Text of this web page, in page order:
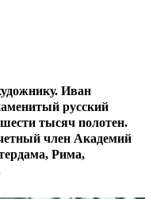
Иван
русский
тысяч полотен.
член Академий
Рима,